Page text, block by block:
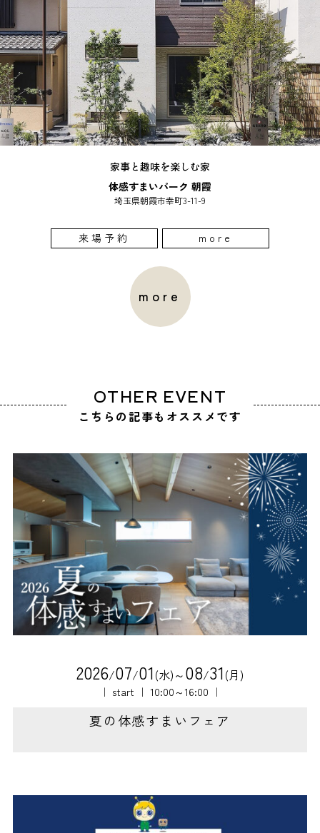
家事と趣味を楽しむ家
体感すまいパーク 朝霞
埼玉県朝霞市幸町3-11-9
来場予約 more
more
OTHER EVENT
こちらの記事もオススメです
2026/07/01(水)～08/31(月)
｜ start ｜ 10:00～16:00 ｜
夏の体感すまいフェア